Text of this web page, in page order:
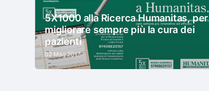
5X1000 alla Ricerca Humanitas, per
migliorare sempre più la cura dei
pazienti
02 Mag 2017